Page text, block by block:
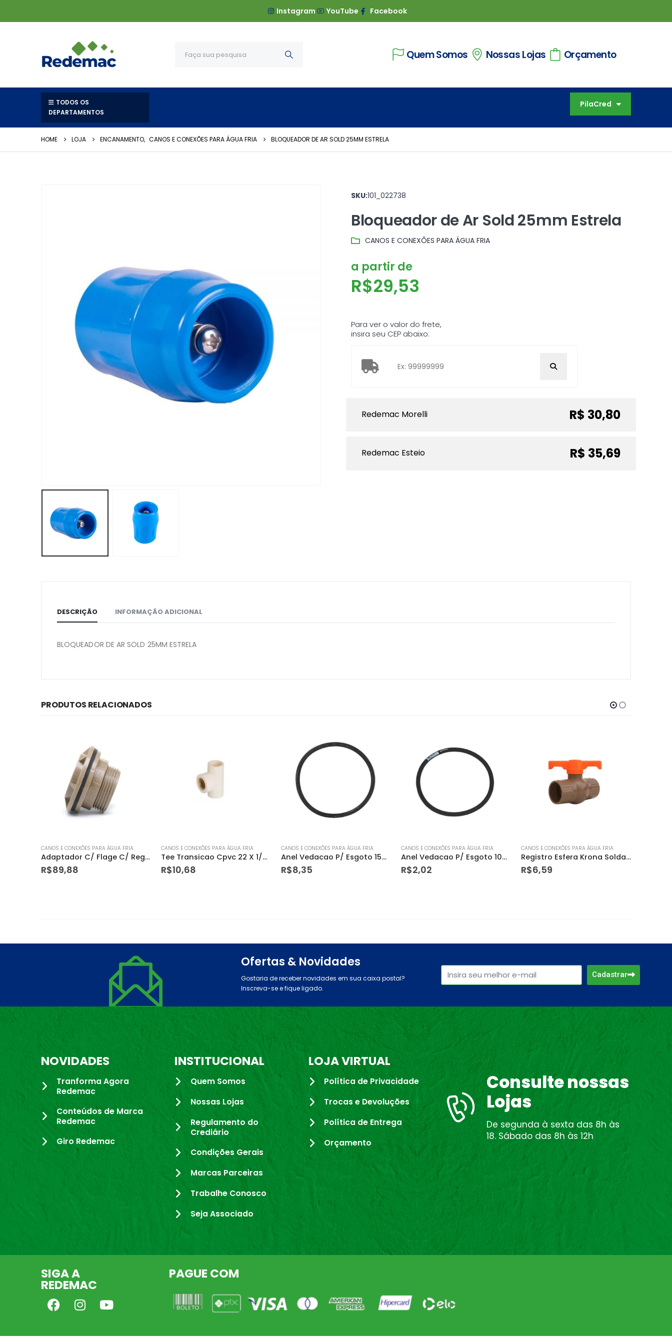
Instagram YouTube Facebook
Quem Somos Nossas Lojas Orçamento
TODOS OS
DEPARTAMENTOS
PilaCred
HOME LOJA ENCANAMENTO, CANOS E CONEXÕES PARA ÁGUA FRIA BLOQUEADOR DE AR SOLD 25MM ESTRELA
SKU:101_022738
Bloqueador de Ar Sold 25mm Estrela
CANOS E CONEXÕES PARA ÁGUA FRIA
a partir de
R$29,53
Para ver o valor do frete,
insira seu CEP abaixo:
Redemac Morelli R$ 30,80
Redemac Esteio R$ 35,69
DESCRIÇÃO INFORMAÇÃO ADICIONAL
BLOQUEADOR DE AR SOLD 25MM ESTRELA
PRODUTOS RELACIONADOS
CANOS E CONEXÕES PARA ÁGUA FRIA
Tee Transicao Cpvc 22 X 1/2 Amanco
R$10,68
CANOS E CONEXÕES PARA ÁGUA FRIA
Anel Vedacao P/ Esgoto 150mm Krona
R$8,35
CANOS E CONEXÕES PARA ÁGUA FRIA
Anel Vedacao P/ Esgoto 100mm Krona
R$2,02
CANOS E CONEXÕES PARA ÁGUA FRIA
Registro Esfera Krona Soldavel 32mm
R$6,59
CANOS E CONEXÕES PARA ÁGUA FRIA
Pasta Lubrificante 160g Krona
R$9,59
Ofertas & Novidades
Gostaria de receber novidades em sua caixa postal?
Inscreva-se e fique ligado.
Cadastrar
NOVIDADES
Tranforma Agora
Redemac
Conteúdos de Marca
Redemac
Giro Redemac
INSTITUCIONAL
Quem Somos
Nossas Lojas
Regulamento do
Crediário
Condições Gerais
Marcas Parceiras
Trabalhe Conosco
Seja Associado
LOJA VIRTUAL
Política de Privacidade
Trocas e Devoluções
Política de Entrega
Orçamento
Consulte nossas
Lojas
De segunda à sexta das 8h às
18. Sábado das 8h às 12h
SIGA A
REDEMAC
PAGUE COM